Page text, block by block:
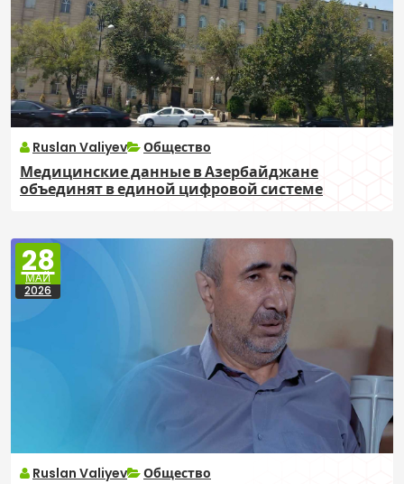
Ruslan Valiyev Общество
Медицинские данные в Азербайджане
объединят в единой цифровой системе
28
МАЙ
2026
Ruslan Valiyev Общество